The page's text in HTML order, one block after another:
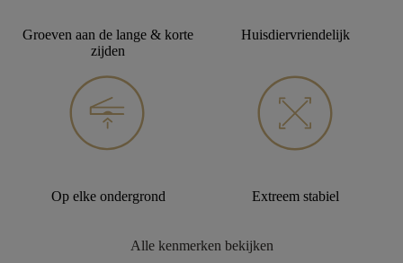
Groeven aan de lange & korte
zijden
Huisdiervriendelijk
Op elke ondergrond Extreem stabiel
Alle kenmerken bekijken